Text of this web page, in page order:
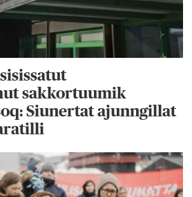
sakkortuumik
Siunertat ajunngillat